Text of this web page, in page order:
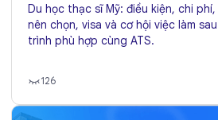
Du học thạc sĩ Mỹ: điều kiện, chi
nên chọn, visa và cơ hội việc làm
trình phù hợp cùng ATS.
126